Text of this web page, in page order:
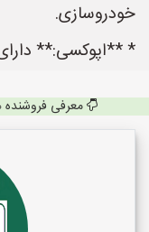
خودروسازی.
* **اپوکسی:**
معرفی